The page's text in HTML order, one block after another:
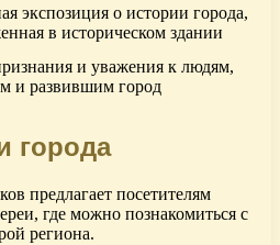
экспозиция о истории города,
в историческом здании
и уважения к людям,
и развившим город
города
предлагает посетителям
где можно познакомиться с
региона.